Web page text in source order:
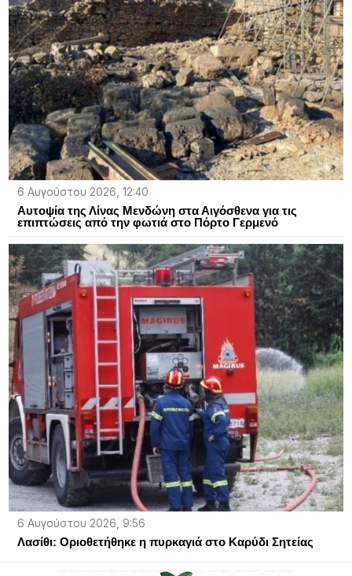
6 Αυγούστου 2026, 12:40
Αυτοψία της Λίνας Μενδώνη στα Αιγόσθενα για τις
επιπτώσεις από την φωτιά στο Πόρτο Γερμενό
6 Αυγούστου 2026, 9:56
Λασίθι: Οριοθετήθηκε η πυρκαγιά στο Καρύδι Σητείας